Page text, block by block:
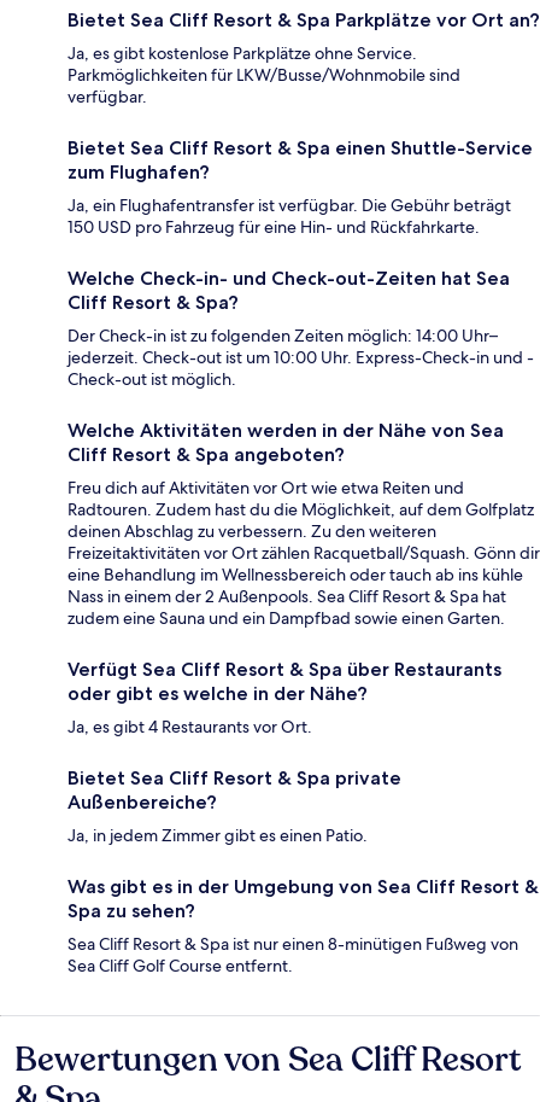
Bietet Sea Cliff Resort & Spa Parkplätze vor Ort an?
Ja, es gibt kostenlose Parkplätze ohne Service.
Parkmöglichkeiten für LKW/Busse/Wohnmobile sind
verfügbar.
Bietet Sea Cliff Resort & Spa einen Shuttle-Service
zum Flughafen?
Ja, ein Flughafentransfer ist verfügbar. Die Gebühr beträgt
150 USD pro Fahrzeug für eine Hin- und Rückfahrkarte.
Welche Check-in- und Check-out-Zeiten hat Sea
Cliff Resort & Spa?
Der Check-in ist zu folgenden Zeiten möglich: 14:00 Uhr–
jederzeit. Check-out ist um 10:00 Uhr. Express-Check-in und -
Check-out ist möglich.
Welche Aktivitäten werden in der Nähe von Sea
Cliff Resort & Spa angeboten?
Freu dich auf Aktivitäten vor Ort wie etwa Reiten und
Radtouren. Zudem hast du die Möglichkeit, auf dem Golfplatz
deinen Abschlag zu verbessern. Zu den weiteren
Freizeitaktivitäten vor Ort zählen Racquetball/Squash. Gönn dir
eine Behandlung im Wellnessbereich oder tauch ab ins kühle
Nass in einem der 2 Außenpools. Sea Cliff Resort & Spa hat
zudem eine Sauna und ein Dampfbad sowie einen Garten.
Verfügt Sea Cliff Resort & Spa über Restaurants
oder gibt es welche in der Nähe?
Ja, es gibt 4 Restaurants vor Ort.
Bietet Sea Cliff Resort & Spa private
Außenbereiche?
Ja, in jedem Zimmer gibt es einen Patio.
Was gibt es in der Umgebung von Sea Cliff Resort &
Spa zu sehen?
Sea Cliff Resort & Spa ist nur einen 8-minütigen Fußweg von
Sea Cliff Golf Course entfernt.
Bewertungen
Bewertungen von Sea Cliff Resort